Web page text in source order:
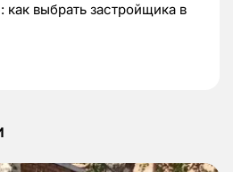
выбрать застройщика в